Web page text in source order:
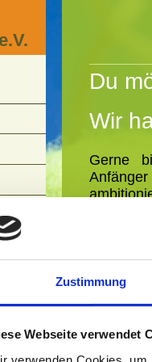
Zustimmung
Webseite verwendet
Du
Wir
Gerne
unser
findest